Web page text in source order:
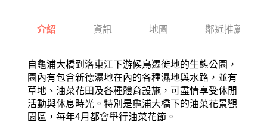
介紹 資訊 地圖 鄰近推薦景點
自龜浦大橋到洛東江下游候鳥遷徙地的生態公園，
園內有包含新德濕地在內的各種濕地與水路，並有
草地、油菜花田及各種體育設施，可盡情享受休閒
活動與休息時光。特別是龜浦大橋下的油菜花景觀
園區，每年4月都會舉行油菜花節。